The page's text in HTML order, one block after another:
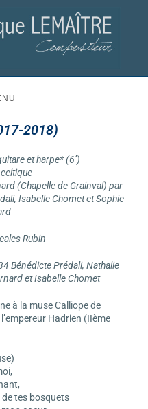
2018)
et harpe* (6’)
(Chapelle de Grainval) par
Isabelle Chomet et Sophie
Rubin
Bénédicte Prédali, Nathalie
et Isabelle Chomet
à la muse Calliope de
Hadrien (IIème
tes bosquets